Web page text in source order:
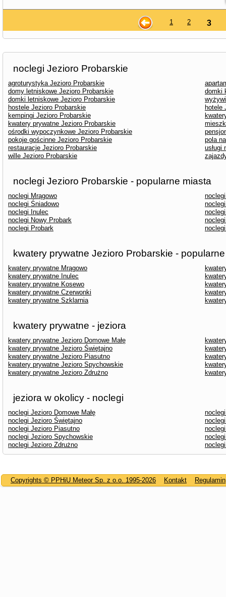
1 2 3
noclegi Jezioro Probarskie
agroturystyka Jezioro Probarskie
domy letniskowe Jezioro Probarskie
domki
domki letniskowe Jezioro Probarskie
hostele Jezioro Probarskie
hotele
kempingi Jezioro Probarskie
kwatery prywatne Jezioro Probarskie
ośrodki wypoczynkowe Jezioro Probarskie
pokoje gościnne Jezioro Probarskie
pola
restauracje Jezioro Probarskie
usługi
wille Jezioro Probarskie
noclegi Jezioro Probarskie - popularne miasta
noclegi Mrągowo
noclegi Śniadowo
noclegi Inulec
noclegi Nowy Probark
noclegi Probark
kwatery prywatne Jezioro Probarskie -
kwatery prywatne Mrągowo
kwatery prywatne Inulec
kwatery prywatne Kosewo
kwatery prywatne Czerwonki
kwatery prywatne Szklarnia
kwatery prywatne - jeziora
kwatery prywatne Jezioro Domowe Małę
kwatery prywatne Jezioro Świętajno
kwatery prywatne Jezioro Piasutno
kwatery prywatne Jezioro Spychowskie
kwatery prywatne Jezioro Zdrużno
jeziora w okolicy - noclegi
noclegi Jezioro Domowe Małę
noclegi Jezioro Świętajno
noclegi Jezioro Piasutno
noclegi Jezioro Spychowskie
noclegi Jezioro Zdrużno
Copyrights © PPHiU Meteor Sp. z o.o. 1995-2026 Kontakt Regulamin